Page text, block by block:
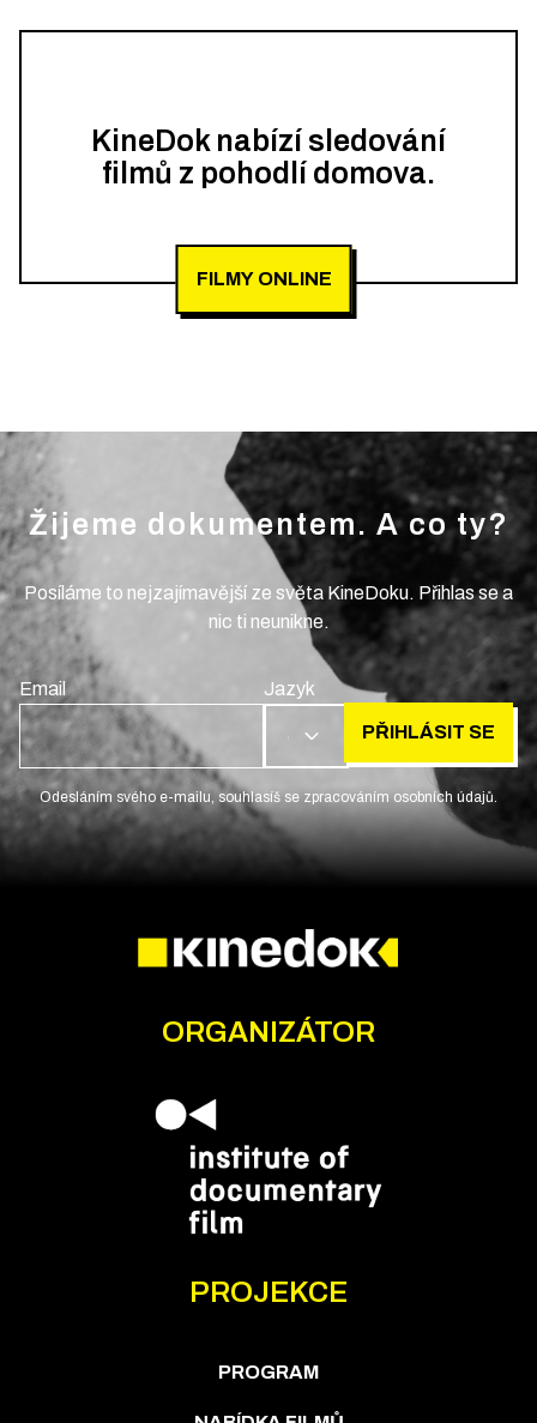
KineDok nabízí sledování
filmů z pohodlí domova.
FILMY ONLINE
Žijeme dokumentem. A co ty?
Posíláme to nejzajímavější ze světa KineDoku. Přihlas se a
nic ti neunikne.
Email Jazyk
CS PŘIHLÁSIT SE
Odesláním svého e-mailu, souhlasíš se zpracováním osobních údajů.
ORGANIZÁTOR
PROJEKCE
PROGRAM